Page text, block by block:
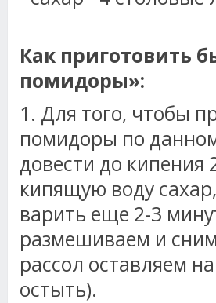
Как приготовить
помидоры»:
1. Для того, чтобы
помидоры по
довести до
кипящую воду
варить еще 2-3
размешиваем и
рассол оставляем
остыть).